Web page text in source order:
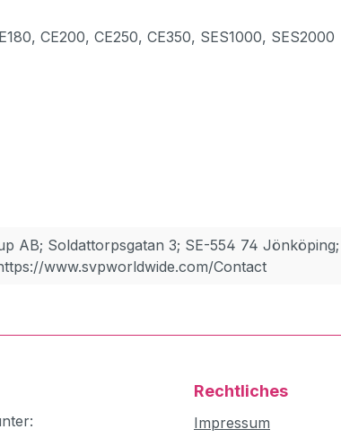
CE200, CE250, CE350, SES1000, SES2000
AB; Soldattorpsgatan 3; SE-554 74 Jönköping;
www.svpworldwide.com/Contact
Rechtliches
Impressum